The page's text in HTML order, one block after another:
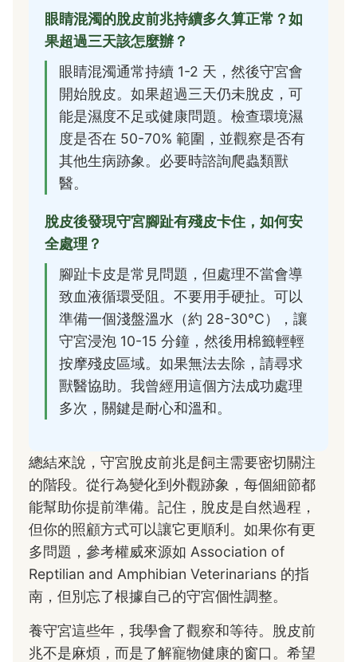
眼睛混濁的脫皮前兆持續多久算正常？如
果超過三天該怎麼辦？
眼睛混濁通常持續 1-2 天，然後守宮會
開始脫皮。如果超過三天仍未脫皮，可
能是濕度不足或健康問題。檢查環境濕
度是否在 50-70% 範圍，並觀察是否有
其他生病跡象。必要時諮詢爬蟲類獸
醫。
脫皮後發現守宮腳趾有殘皮卡住，如何安
全處理？
腳趾卡皮是常見問題，但處理不當會導
致血液循環受阻。不要用手硬扯。可以
準備一個淺盤溫水（約 28-30°C），讓
守宮浸泡 10-15 分鐘，然後用棉籤輕輕
按摩殘皮區域。如果無法去除，請尋求
獸醫協助。我曾經用這個方法成功處理
多次，關鍵是耐心和溫和。
總結來說，守宮脫皮前兆是飼主需要密切關注
的階段。從行為變化到外觀跡象，每個細節都
能幫助你提前準備。記住，脫皮是自然過程，
但你的照顧方式可以讓它更順利。如果你有更
多問題，參考權威來源如 Association of
Reptilian and Amphibian Veterinarians 的指
南，但別忘了根據自己的守宮個性調整。
養守宮這些年，我學會了觀察和等待。脫皮前
兆不是麻煩，而是了解寵物健康的窗口。希望